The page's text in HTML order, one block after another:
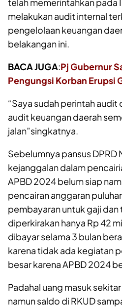
melakukan audit internal
pengelolaan keuangan
belakangan ini.
BACA JUGA:Pj Gubernur
Pengungsi Korban Erupsi
“Saya sudah perintah
audit keuangan daerah
jalan”singkatnya.
Sebelumnya pansus DPRD
kejanggalan dalam
APBD 2024 belum siap
pencairan anggaran
pembayaran untuk gaji
diperkirakan hanya Rp 42
dibayar selama 3 bulan
karena tidak ada kegiatan
besar karena APBD 2024
Padahal uang masuk
namun saldo di RKUD